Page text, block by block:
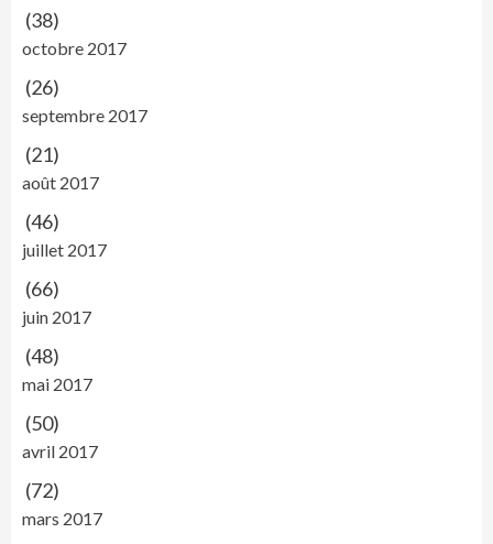
(38)
octobre 2017
(26)
septembre 2017
(21)
août 2017
(46)
juillet 2017
(66)
juin 2017
(48)
mai 2017
(50)
avril 2017
(72)
mars 2017